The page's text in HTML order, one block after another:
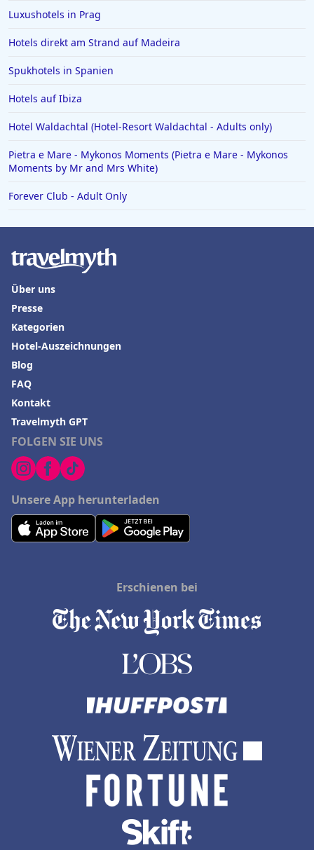
Hotels auf Ibiza
Hotels in Stralsund
Hotels in Warendorf
Hotels in Paderborn
Hotels in Luzern
Hotels in Hohenlohe
Hotels in Lugano
Hotels in Friedrichshafen
Luxushotels in Prag
Hotels direkt am Strand auf Madeira
Spukhotels in Spanien
Hotels auf Ibiza
Hotel Waldachtal (Hotel-Resort Waldachtal - Adults only)
Pietra e Mare - Mykonos Moments (Pietra e Mare - Mykonos
Moments by Mr and Mrs White)
Forever Club - Adult Only
FOLGEN SIE UNS
Unsere App herunterladen
Über uns
Presse
Kategorien
Hotel-Auszeichnungen
Blog
FAQ
Kontakt
Travelmyth GPT
Erschienen bei